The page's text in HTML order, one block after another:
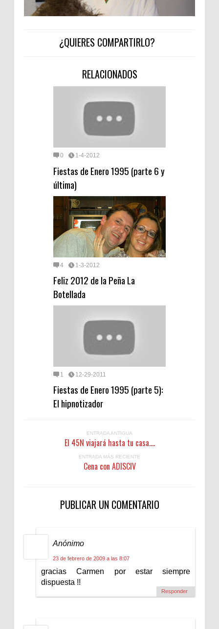
¿QUIERES COMPARTIRLO?
RELACIONADOS
0 1-4-2012
Fiestas de Enero 1995 (parte 6 y
última)
4 1-3-2012
Feliz 2012 de la Peña La
Botellada
1 12-29-2011
Fiestas de Enero 1995 (parte 5):
El hipnotizador
ENTRADA ANTIGUA
El 45N viajará hasta tu casa....
ENTRADA MÁS RECIENTE
Cena con ADISCIV
PUBLICAR UN COMENTARIO
Anónimo
23 de febrero de 2009 a las 8:07
gracias Carmen por estar siempre
dispuesta !!
Responder